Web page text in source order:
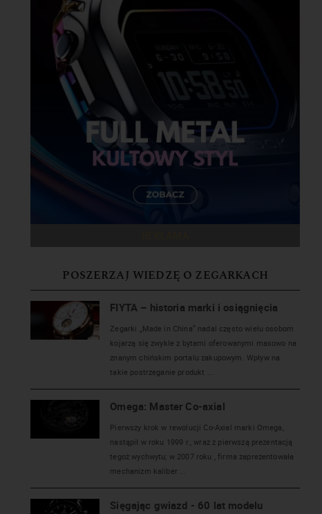
POSZERZAJ WIEDZĘ O ZEGARKACH
FIYTA – historia marki i osiągnięcia
Zegarki „Made in China” nadal często wielu osobom
kojarzą się zwykle z bytami oferowanymi masowo na
znanym chińskim portalu zakupowym. Wpływ na
takie postrzeganie produkt ...
Omega: Master Co-axial
Pierwszy krok w rewolucji Co-Axial marki Omega,
nastąpił w roku 1999 r., wraz z pierwszą prezentacją
tegoż wychwytu; w 2007 roku , firma zaprezentowała
mechanizm kaliber ...
Sięgając gwiazd - 60 lat modelu